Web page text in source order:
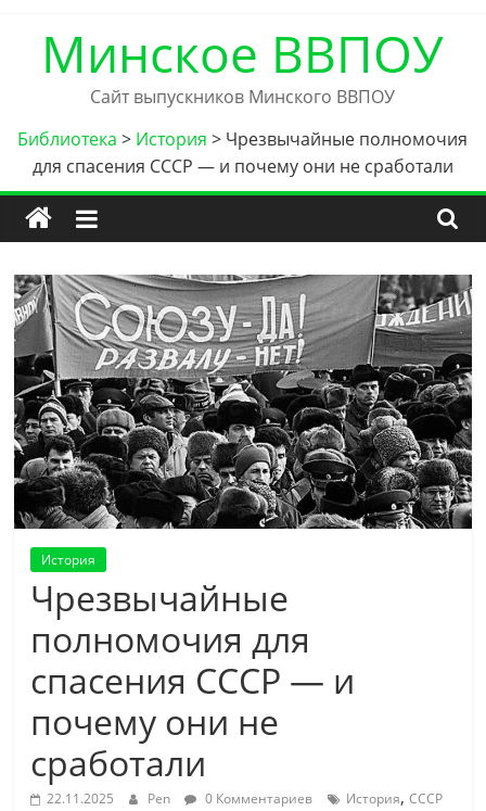
contentМинское ВВПОУ
Сайт выпускников Минского ВВПОУ
Библиотека > История > Чрезвычайные полномочия
для спасения СССР — и почему они не сработали
История
Чрезвычайные
полномочия для
спасения СССР — и
почему они не
сработали
22.11.2025 Pen 0 Комментариев История,СССР